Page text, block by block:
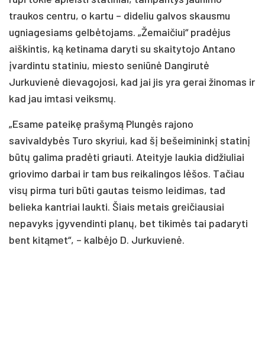
traukos centru, o kartu – dideliu galvos skausmu
ugniagesiams gelbėtojams. „Žemaičiui“ pradėjus
aiškintis, ką ketinama daryti su skaitytojo Antano
įvardintu statiniu, miesto seniūnė Dangirutė
Jurkuvienė dievagojosi, kad jai jis yra gerai žinomas ir
kad jau imtasi veiksmų.
„Esame pateikę prašymą Plungės rajono
savivaldybės Turo skyriui, kad šį bešeimininkį statinį
būtų galima pradėti griauti. Ateityje laukia didžiuliai
griovimo darbai ir tam bus reikalingos lėšos. Tačiau
visų pirma turi būti gautas teismo leidimas, tad
belieka kantriai laukti. Šiais metais greičiausiai
nepavyks įgyvendinti planų, bet tikimės tai padaryti
bent kitąmet“, – kalbėjo D. Jurkuvienė.